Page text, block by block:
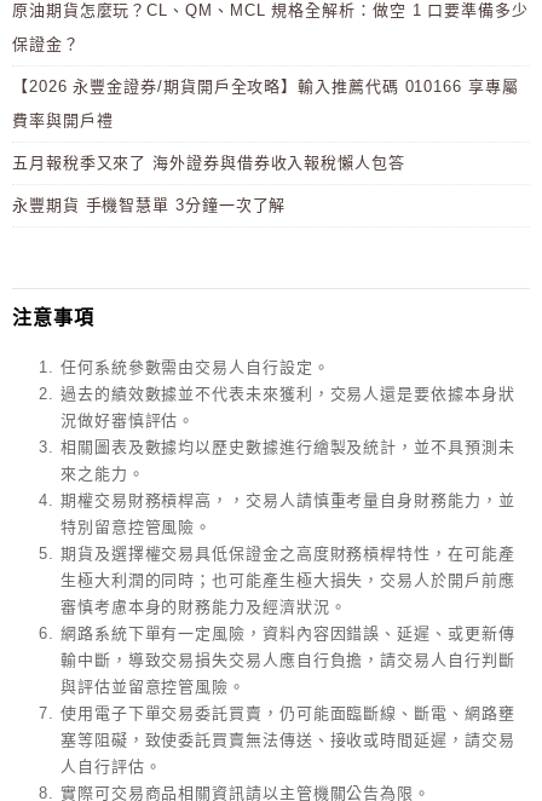
原油期貨怎麼玩？CL、QM、MCL 規格全解析：做空 1 口要準備多少
保證金？
【2026 永豐金證券/期貨開戶全攻略】輸入推薦代碼 010166 享專屬
費率與開戶禮
五月報稅季又來了 海外證券與借券收入報稅懶人包答
永豐期貨 手機智慧單 3分鐘一次了解
注意事項
任何系統參數需由交易人自行設定。
過去的績效數據並不代表未來獲利，交易人還是要依據本身狀
況做好審慎評估。
相關圖表及數據均以歷史數據進行繪製及統計，並不具預測未
來之能力。
期權交易財務槓桿高，，交易人請慎重考量自身財務能力，並
特別留意控管風險。
期貨及選擇權交易具低保證金之高度財務槓桿特性，在可能產
生極大利潤的同時；也可能產生極大損失，交易人於開戶前應
審慎考慮本身的財務能力及經濟狀況。
網路系統下單有一定風險，資料內容因錯誤、延遲、或更新傳
輸中斷，導致交易損失交易人應自行負擔，請交易人自行判斷
與評估並留意控管風險。
使用電子下單交易委託買賣，仍可能面臨斷線、斷電、網路壅
塞等阻礙，致使委託買賣無法傳送、接收或時間延遲，請交易
人自行評估。
實際可交易商品相關資訊請以主管機關公告為限。